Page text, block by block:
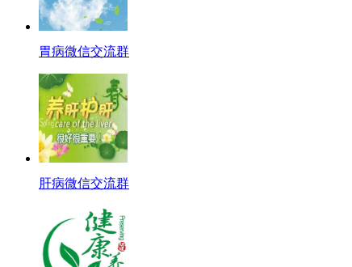
胃病微信交流群
肝病微信交流群